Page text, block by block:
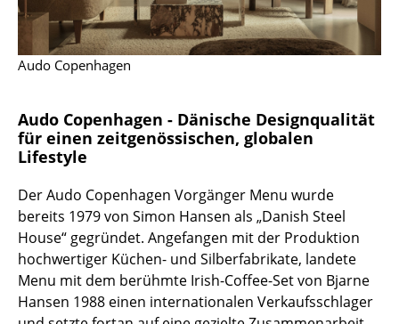
Figuren & Miniaturen
Vasen
Büroutensilien
Aufbewahrungsboxen
Decken
Kissen
Teppiche
Vorhänge
Audo Copenhagen
Audo Copenhagen - Dänische Designqualität
für einen zeitgenössischen, globalen
Lifestyle
Der Audo Copenhagen Vorgänger Menu wurde
bereits 1979 von Simon Hansen als „Danish Steel
House“ gegründet. Angefangen mit der Produktion
hochwertiger Küchen- und Silberfabrikate, landete
Menu mit dem berühmte Irish-Coffee-Set von Bjarne
Hansen 1988 einen internationalen Verkaufsschlager